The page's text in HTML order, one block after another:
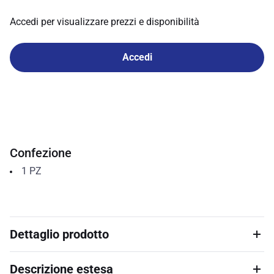
Accedi per visualizzare prezzi e disponibilità
Accedi
Confezione
1 PZ
Dettaglio prodotto
Descrizione estesa